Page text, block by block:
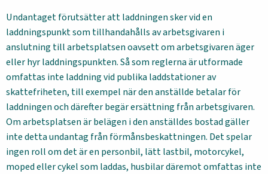
Undantaget förutsätter att laddningen sker vid en
laddningspunkt som tillhandahålls av arbetsgivaren i
anslutning till arbetsplatsen oavsett om arbetsgivaren äger
eller hyr laddningspunkten. Så som reglerna är utformade
omfattas inte laddning vid publika laddstationer av
skattefriheten, till exempel när den anställde betalar för
laddningen och därefter begär ersättning från arbetsgivaren.
Om arbetsplatsen är belägen i den anställdes bostad gäller
inte detta undantag från förmånsbeskattningen. Det spelar
ingen roll om det är en personbil, lätt lastbil, motorcykel,
moped eller cykel som laddas, husbilar däremot omfattas inte